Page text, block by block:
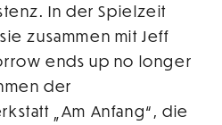
In der Spielzeit
zusammen mit Jeff
ends up no longer
der
„Am Anfang“, die